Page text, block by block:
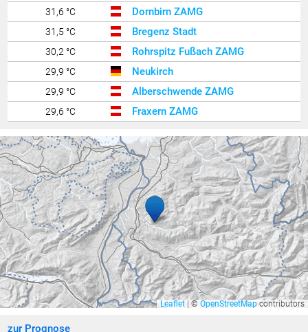
31,6 °C Dornbirn ZAMG
31,5 °C Bregenz Stadt
30,2 °C Rohrspitz Fußach ZAMG
29,9 °C Neukirch
29,9 °C Alberschwende ZAMG
29,6 °C Fraxern ZAMG
28,7 °C Brand ZAMG
27,9 °C Sulzberg
27,5 °C Gaschurn ZAMG
27,4 °C Hörbranz
27,3 °C Riedt bei Erlen
26,8 °C Feldkirch Gisingen
26,4 °C Langen am Arlberg
26,0 °C Feldkirch - Altenstadt Nägeler
25,9 °C Feldkirch Gisingen Nord
Leaflet | © OpenStreetMap contributors
zur Prognose